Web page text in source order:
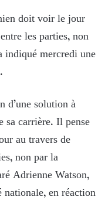
doit voir le jour
les parties, non
indiqué mercredi une
d’une solution à
sa carrière. Il pense
au travers de
non par la
Adrienne Watson,
en réaction